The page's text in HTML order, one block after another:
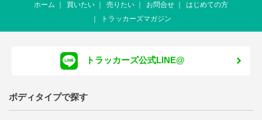
ホーム 買いたい 売りたい お問合せ
はじめての方
トラッカーズマガジン
トラッカーズ公式LINE@
ボディタイプで探す